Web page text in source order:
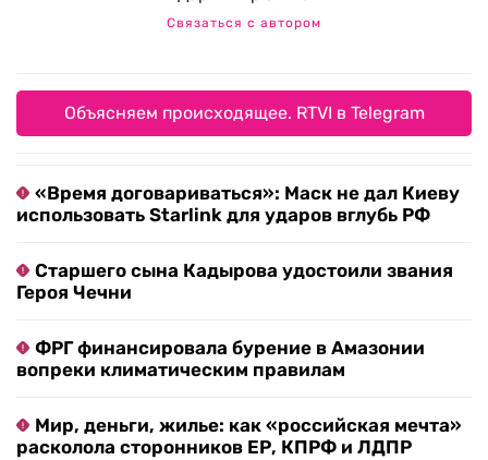
Связаться с автором
Объясняем происходящее. RTVI в Telegram
«Время договариваться»: Маск не дал Киеву
использовать Starlink для ударов вглубь РФ
Старшего сына Кадырова удостоили звания
Героя Чечни
ФРГ финансировала бурение в Амазонии
вопреки климатическим правилам
Мир, деньги, жилье: как «российская мечта»
расколола сторонников ЕР, КПРФ и ЛДПР